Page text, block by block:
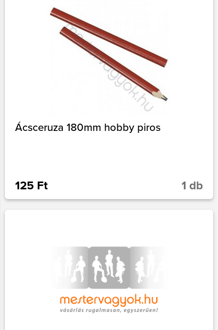
Ácsceruza 180mm hobby piros
125 Ft 1 db